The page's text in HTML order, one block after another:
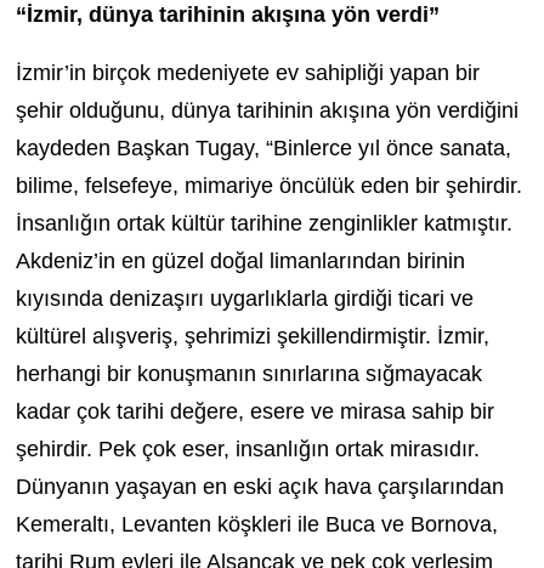
“İzmir, dünya tarihinin akışına yön verdi”
İzmir’in birçok medeniyete ev sahipliği yapan bir
şehir olduğunu, dünya tarihinin akışına yön verdiğini
kaydeden Başkan Tugay, “Binlerce yıl önce sanata,
bilime, felsefeye, mimariye öncülük eden bir şehirdir.
İnsanlığın ortak kültür tarihine zenginlikler katmıştır.
Akdeniz’in en güzel doğal limanlarından birinin
kıyısında denizaşırı uygarlıklarla girdiği ticari ve
kültürel alışveriş, şehrimizi şekillendirmiştir. İzmir,
herhangi bir konuşmanın sınırlarına sığmayacak
kadar çok tarihi değere, esere ve mirasa sahip bir
şehirdir. Pek çok eser, insanlığın ortak mirasıdır.
Dünyanın yaşayan en eski açık hava çarşılarından
Kemeraltı, Levanten köşkleri ile Buca ve Bornova,
tarihi Rum evleri ile Alsancak ve pek çok yerleşim